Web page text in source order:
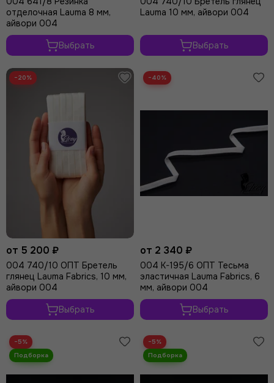
отделочная Lauma 8 мм,
айвори 004
Выбрать
Lauma 10 мм, айвори 004
Выбрать
−20%
от 5 200 ₽
004 740/10 ОПТ Бретель
глянец Lauma Fabrics, 10 мм,
айвори 004
Выбрать
−40%
от 2 340 ₽
004 K-195/6 ОПТ Тесьма
эластичная Lauma Fabrics, 6
мм, айвори 004
Выбрать
−5% −5%